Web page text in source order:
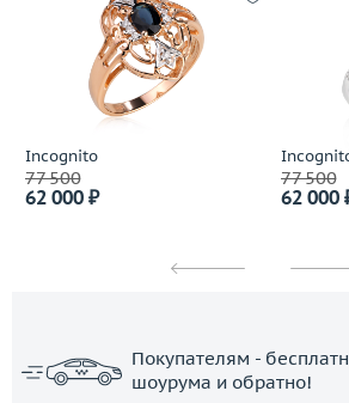
Incognito
77 500
62 000 ₽
77 500
62 000
Покупателям -
шоурума и обратно!